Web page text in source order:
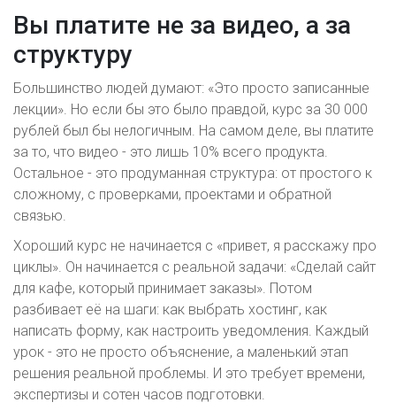
Вы платите не за видео, а за
структуру
Большинство людей думают: «Это просто записанные
лекции». Но если бы это было правдой, курс за 30 000
рублей был бы нелогичным. На самом деле, вы платите
за то, что видео - это лишь 10% всего продукта.
Остальное - это продуманная структура: от простого к
сложному, с проверками, проектами и обратной
связью.
Хороший курс не начинается с «привет, я расскажу про
циклы». Он начинается с реальной задачи: «Сделай сайт
для кафе, который принимает заказы». Потом
разбивает её на шаги: как выбрать хостинг, как
написать форму, как настроить уведомления. Каждый
урок - это не просто объяснение, а маленький этап
решения реальной проблемы. И это требует времени,
экспертизы и сотен часов подготовки.